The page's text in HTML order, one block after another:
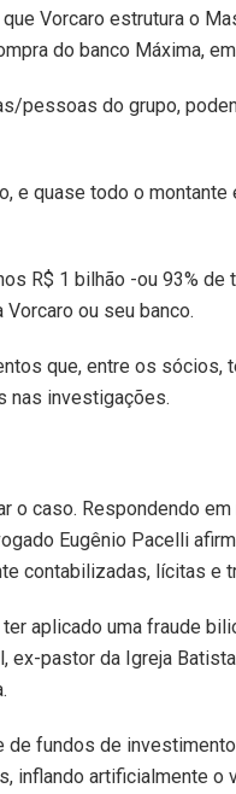
Vorcaro estrutura o
do banco Máxima,
pessoas do grupo,
e quase todo o montante
R$ 1 bilhão -ou 93%
ou seu banco.
que, entre os sócios,
nas investigações.
o caso. Respondendo em
Eugênio Pacelli
contabilizadas, lícitas e
aplicado uma fraude
ex-pastor da Igreja
de fundos de
inflando artificialmente o